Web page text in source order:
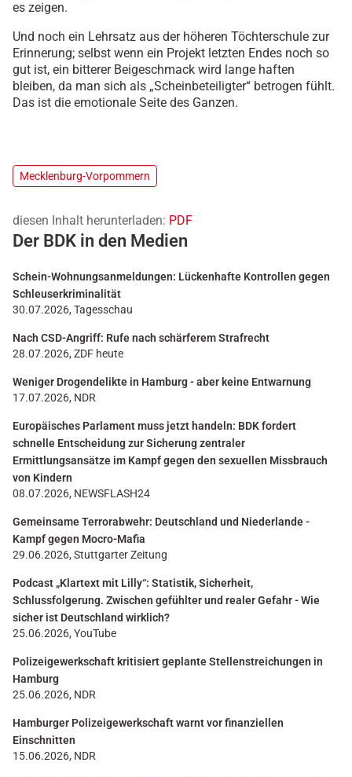
es zeigen.
Und noch ein Lehrsatz aus der höheren Töchterschule zur
Erinnerung; selbst wenn ein Projekt letzten Endes noch so
gut ist, ein bitterer Beigeschmack wird lange haften
bleiben, da man sich als „Scheinbeteiligter“ betrogen fühlt.
Das ist die emotionale Seite des Ganzen.
Mecklenburg-Vorpommern
diesen Inhalt herunterladen: PDF
Der BDK in den Medien
Schein-Wohnungsanmeldungen: Lückenhafte Kontrollen gegen
Schleuserkriminalität
30.07.2026, Tagesschau
Nach CSD-Angriff: Rufe nach schärferem Strafrecht
28.07.2026, ZDF heute
Weniger Drogendelikte in Hamburg - aber keine Entwarnung
17.07.2026, NDR
Europäisches Parlament muss jetzt handeln: BDK fordert
schnelle Entscheidung zur Sicherung zentraler
Ermittlungsansätze im Kampf gegen den sexuellen Missbrauch
von Kindern
08.07.2026, NEWSFLASH24
Gemeinsame Terrorabwehr: Deutschland und Niederlande -
Kampf gegen Mocro-Mafia
29.06.2026, Stuttgarter Zeitung
Podcast „Klartext mit Lilly“: Statistik, Sicherheit,
Schlussfolgerung. Zwischen gefühlter und realer Gefahr - Wie
sicher ist Deutschland wirklich?
25.06.2026, YouTube
Polizeigewerkschaft kritisiert geplante Stellenstreichungen in
Hamburg
25.06.2026, NDR
Hamburger Polizeigewerkschaft warnt vor finanziellen
Einschnitten
15.06.2026, NDR